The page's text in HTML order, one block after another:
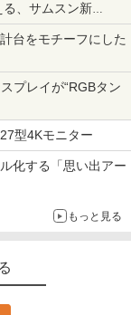
、サムスン新
台をモチーフにした
プレイが“RGBタン
型4Kモニター
化する「思い出アー
もっと見る